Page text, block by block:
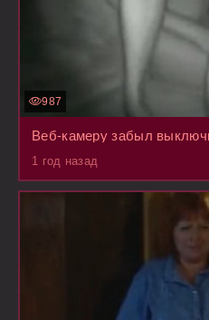
1 год назад
987